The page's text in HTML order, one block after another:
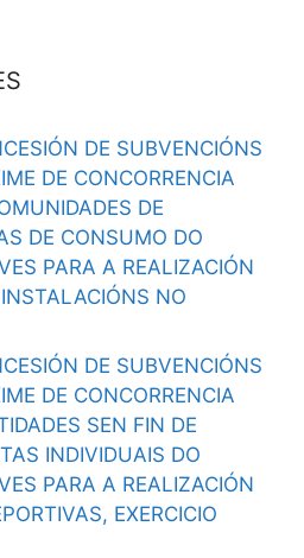
DE SUBVENCIÓNS
DE CONCORRENCIA
DE
DE CONSUMO DO
PARA A REALIZACIÓN
NO
DE SUBVENCIÓNS
DE CONCORRENCIA
SEN FIN DE
INDIVIDUAIS DO
PARA A REALIZACIÓN
EXERCICIO